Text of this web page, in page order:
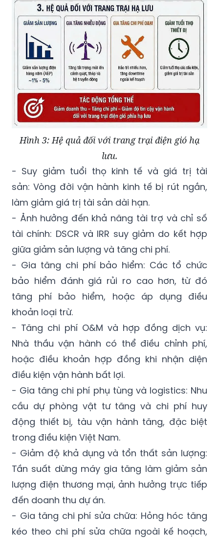
Hình 3: Hệ quả đối với trang trại điện gió hạ
lưu.
- Suy giảm tuổi thọ kinh tế và giá trị tài
sản: Vòng đời vận hành kinh tế bị rút ngắn,
làm giảm giá trị tài sản dài hạn.
- Ảnh hưởng đến khả năng tài trợ và chỉ số
tài chính: DSCR và IRR suy giảm do kết hợp
giữa giảm sản lượng và tăng chi phí.
- Gia tăng chi phí bảo hiểm: Các tổ chức
bảo hiểm đánh giá rủi ro cao hơn, từ đó
tăng phí bảo hiểm, hoặc áp dụng điều
khoản loại trừ.
- Tăng chi phí O&M và hợp đồng dịch vụ:
Nhà thầu vận hành có thể điều chỉnh phí,
hoặc điều khoản hợp đồng khi nhận diện
điều kiện vận hành bất lợi.
- Gia tăng chi phí phụ tùng và logistics: Nhu
cầu dự phòng vật tư tăng và chi phí huy
động thiết bị, tàu vận hành tăng, đặc biệt
trong điều kiện Việt Nam.
- Giảm độ khả dụng và tổn thất sản lượng:
Tần suất dừng máy gia tăng làm giảm sản
lượng điện thương mại, ảnh hưởng trực tiếp
đến doanh thu dự án.
- Gia tăng chi phí sửa chữa: Hỏng hóc tăng
kéo theo chi phí sửa chữa ngoài kế hoạch,